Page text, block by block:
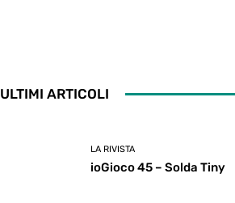
ULTIMI ARTICOLI
LA RIVISTA
ioGioco 45 – Solda Tiny